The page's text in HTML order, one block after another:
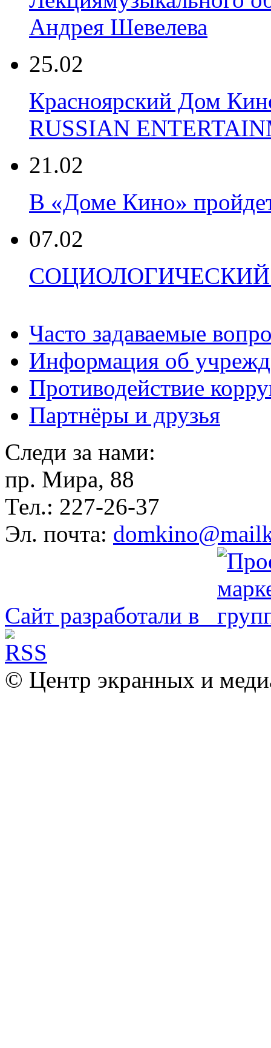
Андрея Шевелева
25.02
Красноярский Дом
RUSSIAN
21.02
В «Доме Кино»
07.02
Часто задаваемые
Информация об
Противодействие
Партнёры и друзья
Следи за нами:
пр. Мира, 88
Тел.: 227-26-37
Эл. почта:
Сайт разработали в
© Центр экранных и